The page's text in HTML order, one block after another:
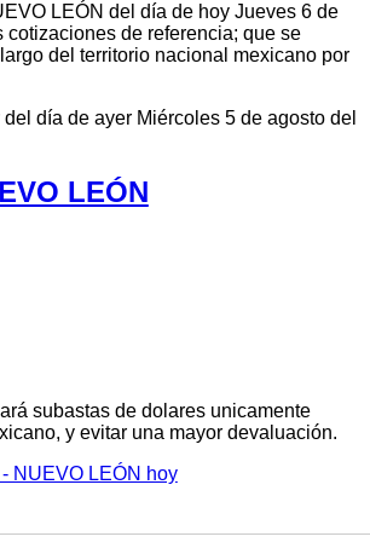
LEÓN del día de hoy Jueves 6 de
de referencia; que se
del territorio nacional mexicano por
día de ayer Miércoles 5 de agosto del
LEÓN
subastas de dolares unicamente
y evitar una mayor devaluación.
NUEVO LEÓN hoy